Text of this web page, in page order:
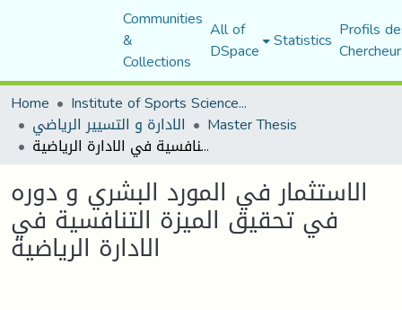
Communities
&
Collections
All of
DSpace Statistics Profils
Home
Institute of Sports Sciences and Techniques
الادارة و التسيير الرياضي Master Thesis
الاستثمار في المورد البشري و دوره في تحقيق الميزة التنافسية في الادارة الرياضية
الاستثمار في المورد البشري و دوره
في تحقيق الميزة التنافسية في
الادارة الرياضية